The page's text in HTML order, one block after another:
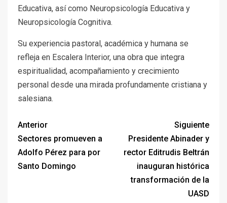
Educativa, así como Neuropsicología Educativa y
Neuropsicología Cognitiva.
Su experiencia pastoral, académica y humana se
refleja en Escalera Interior, una obra que integra
espiritualidad, acompañamiento y crecimiento
personal desde una mirada profundamente cristiana y
salesiana.
Anterior
Sectores promueven a
Adolfo Pérez para por
Santo Domingo
Siguiente
Presidente Abinader y
rector Editrudis Beltrán
inauguran histórica
transformación de la
UASD